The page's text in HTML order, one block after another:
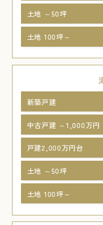
土地 ～50坪
土地 100坪～
新築戸建
中古戸建 ～1,000万円
戸建2,000万円台
土地 ～50坪
土地 100坪～